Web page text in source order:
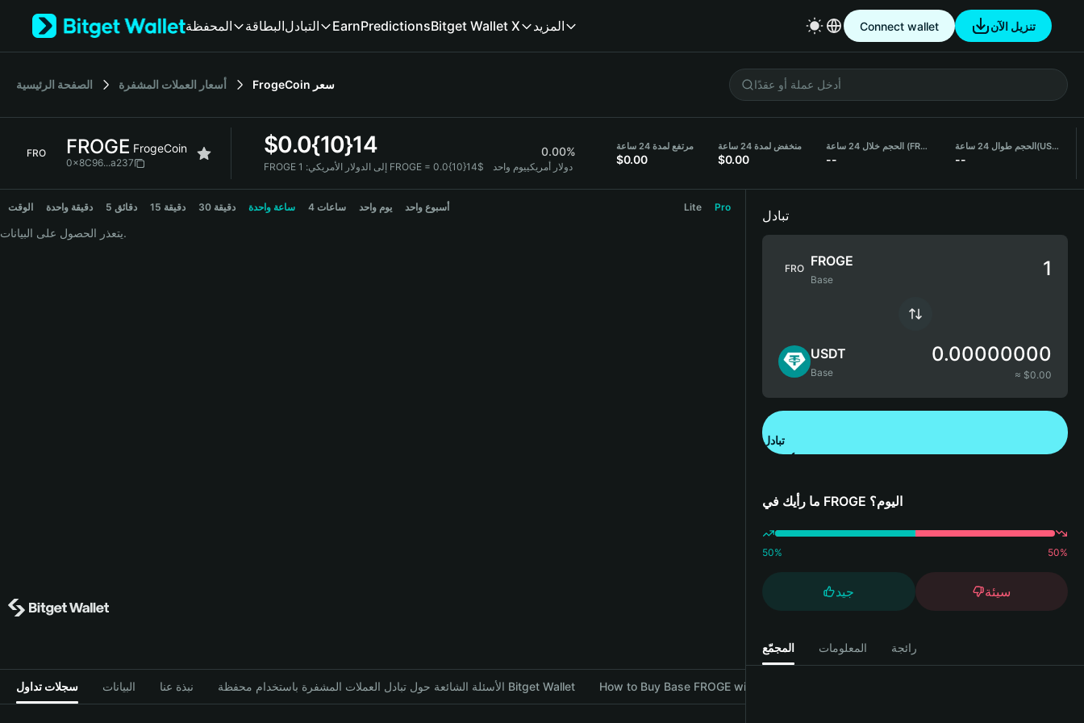
Tiếng Việt
Español (Latinoamérica)
繁體中文
Bahasa Indonesia
المحفظة البطاقةالتبادل EarnPredictionsBitget Wallet X المزيد Connect wallet تنزيل الآن
الصفحة الرئيسية أسعار العملات المشفرة FrogeCoin سعر
FRO FROGE FrogeCoin
0x8C96...a237
$0.0{10}14 0.00%
FROGE إلى الدولار الأمريكي: 1 FROGE = 0.0{10}14$ دولار أمريكييوم واحد
مرتفع لمدة 24 ساعة
$0.00
منخفض لمدة 24 ساعة
$0.00
الحجم خلال 24 ساعة (FROGE)
--
الحجم طوال 24 ساعة(USDT)
--
FROGE Price Chart
الوقت دقيقة واحدة 5 دقائق 15 دقيقة 30 دقيقة ساعة واحدة 4 ساعات يوم واحد أسبوع واحد Lite Pro
يتعذر الحصول على البيانات.
سجلات تداول البيانات نبذة عنا الأسئلة الشائعة حول تبادل العملات المشفرة باستخدام محفظة Bitget Wallet How to Buy Base FROGE with Bitget Wallet
تبادل
FRO FROGE
Base
USDT
Base
0.00000000
≈ $0.00
تبادل
ما رأيك في FROGE اليوم؟
50% 50%
جيد سيئة
المجمّع المعلومات رائجة